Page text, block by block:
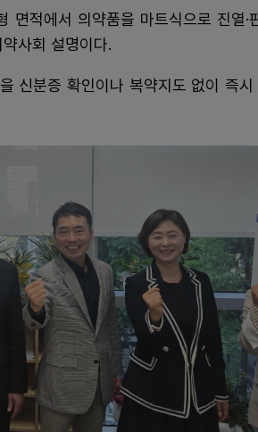
적에서 의약품을 마트식으로 진열·
사회 설명이다.
신분증 확인이나 복약지도 없이 즉시